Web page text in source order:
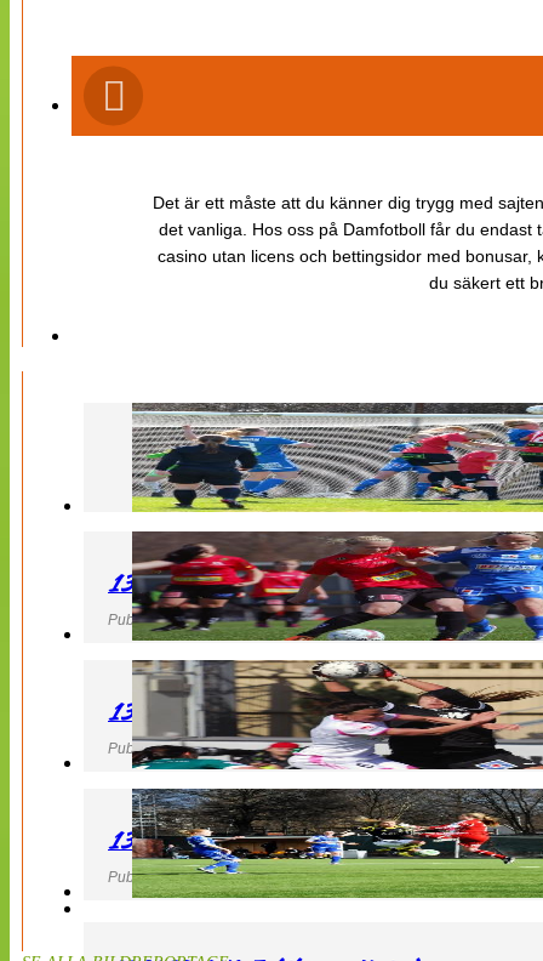
Det är ett måste att du känner dig trygg med
det vanliga. Hos oss på Damfotboll får du
casino utan licens och bettingsidor med
du säkert ett
130427 LB 07 – QBIK
Publicerad 27 April 2013, 22:40
130427 IF Limhamn Bunkeflo – QBIK
Publicerad 27 April 2013, 21:10
130427 LdB FC Malmö – Mallbackens IF
Publicerad 27 April 2013, 20:54